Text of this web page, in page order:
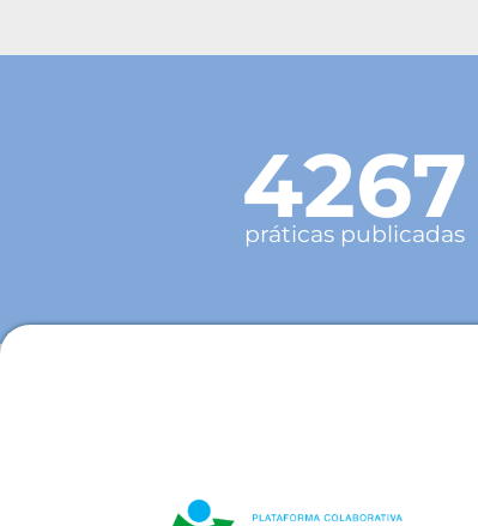
4267
práticas publicadas